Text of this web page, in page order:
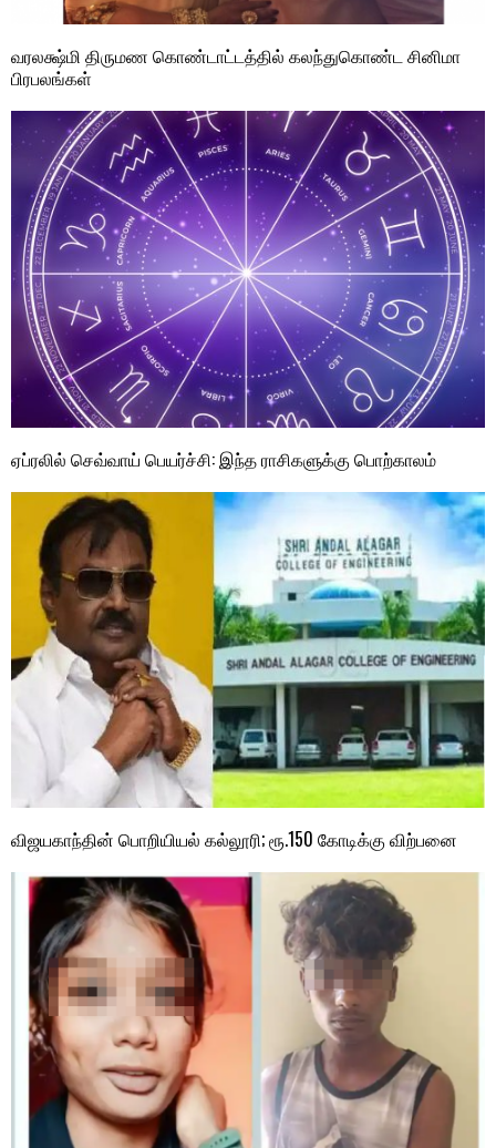
வரலக்ஷ்மி திருமண கொண்டாட்டத்தில் கலந்துகொண்ட சினிமா
பிரபலங்கள்
ஏப்ரலில் செவ்வாய் பெயர்ச்சி: இந்த ராசிகளுக்கு பொற்காலம்
விஜயகாந்தின் பொறியியல் கல்லூரி; ரூ.150 கோடிக்கு விற்பனை